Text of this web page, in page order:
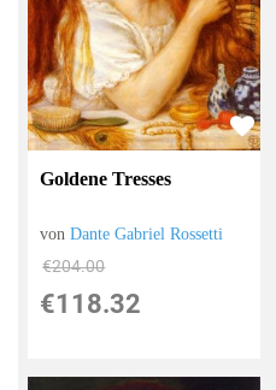
Goldene Tresses
vonDante Gabriel Rossetti
€204.00
€118.32